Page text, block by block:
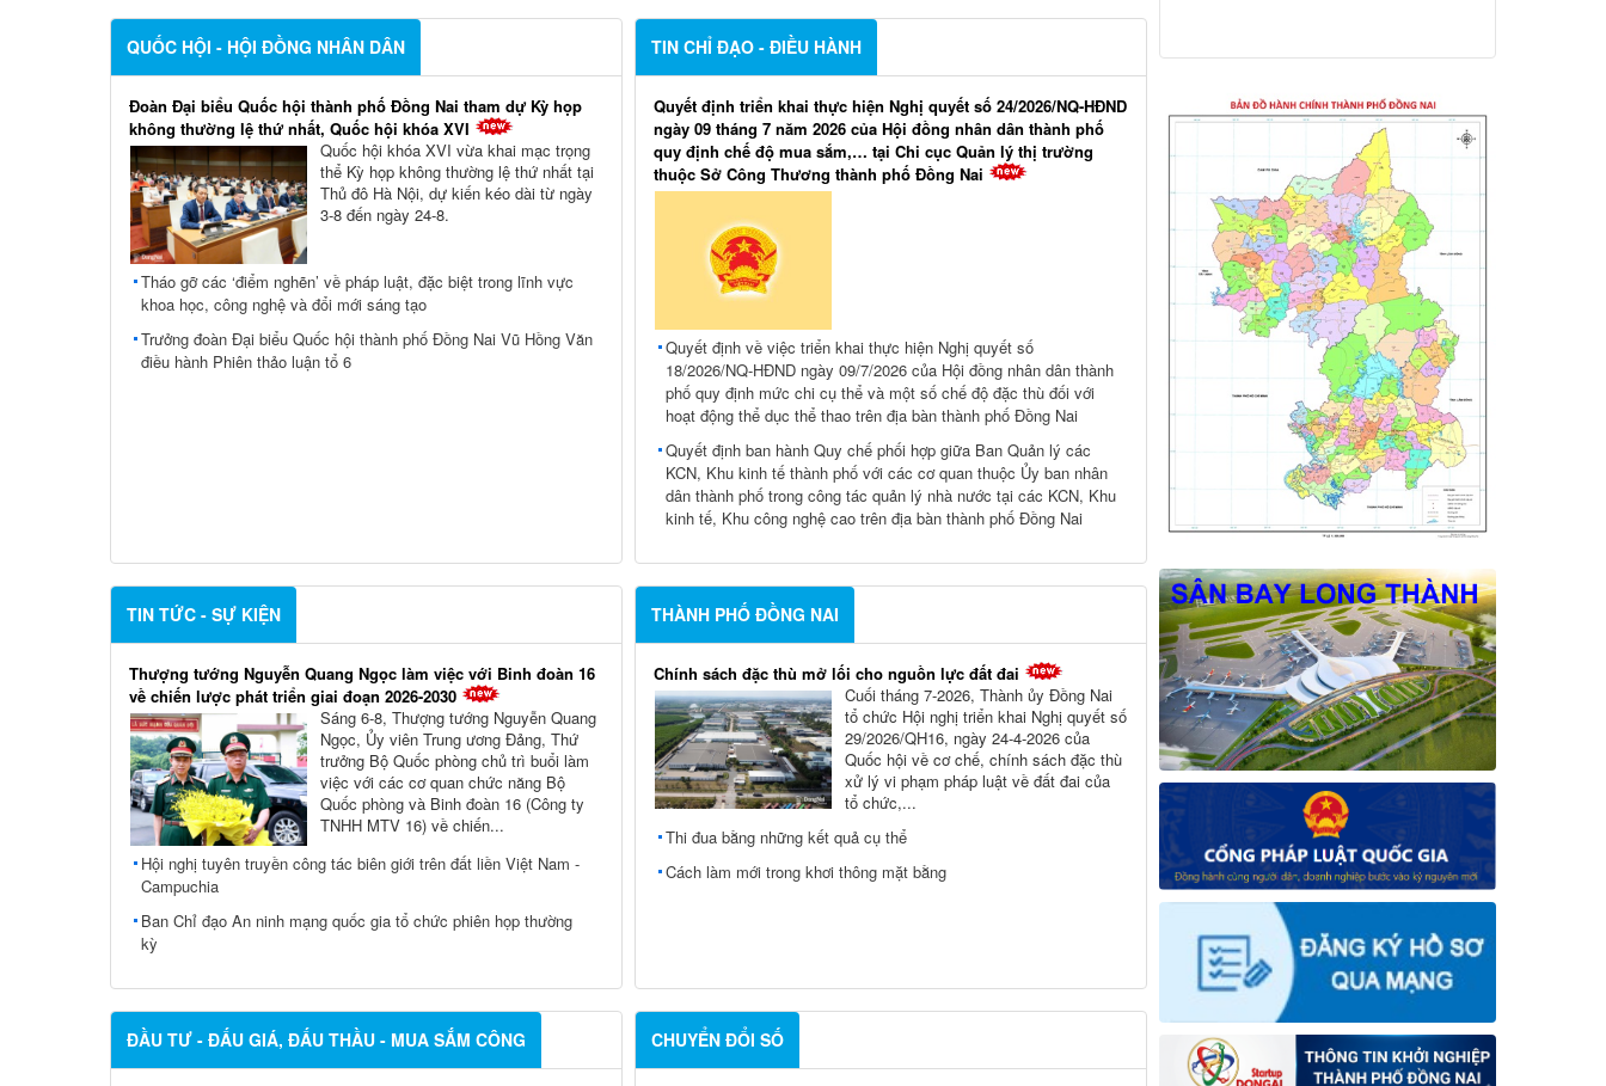
QUỐC HỘI - HỘI ĐỒNG NHÂN DÂN
Đoàn Đại biểu Quốc hội thành phố Đồng Nai tham dự Kỳ họp
không thường lệ thứ nhất, Quốc hội khóa XVI
Quốc hội khóa XVI vừa khai mạc trọng
thể Kỳ họp không thường lệ thứ nhất tại
Thủ đô Hà Nội, dự kiến kéo dài từ ngày
3-8 đến ngày 24-8.
Tháo gỡ các ‘điểm nghẽn’ về pháp luật, đặc biệt trong lĩnh vực
khoa học, công nghệ và đổi mới sáng tạo
Trưởng đoàn Đại biểu Quốc hội thành phố Đồng Nai Vũ Hồng Văn
điều hành Phiên thảo luận tổ 6
TIN CHỈ ĐẠO - ĐIỀU HÀNH
Quyết định triển khai thực hiện Nghị quyết số 24/2026/NQ-HĐND
ngày 09 tháng 7 năm 2026 của Hội đồng nhân dân thành phố
quy định chế độ mua sắm,… tại Chi cục Quản lý thị trường
thuộc Sở Công Thương thành phố Đồng Nai
Quyết định về việc triển khai thực hiện Nghị quyết số
18/2026/NQ-HĐND ngày 09/7/2026 của Hội đồng nhân dân thành
phố quy định mức chi cụ thể và một số chế độ đặc thù đối với
hoạt động thể dục thể thao trên địa bàn thành phố Đồng Nai
Quyết định ban hành Quy chế phối hợp giữa Ban Quản lý các
KCN, Khu kinh tế thành phố với các cơ quan thuộc Ủy ban nhân
dân thành phố trong công tác quản lý nhà nước tại các KCN, Khu
kinh tế, Khu công nghệ cao trên địa bàn thành phố Đồng Nai
TIN TỨC - SỰ KIỆN
Thượng tướng Nguyễn Quang Ngọc làm việc với Binh đoàn 16
về chiến lược phát triển giai đoạn 2026-2030
Sáng 6-8, Thượng tướng Nguyễn Quang
Ngọc, Ủy viên Trung ương Đảng, Thứ
trưởng Bộ Quốc phòng chủ trì buổi làm
việc với các cơ quan chức năng Bộ
Quốc phòng và Binh đoàn 16 (Công ty
TNHH MTV 16) về chiến...
Hội nghị tuyên truyền công tác biên giới trên đất liền Việt Nam -
Campuchia
Ban Chỉ đạo An ninh mạng quốc gia tổ chức phiên họp thường
kỳ
THÀNH PHỐ ĐỒNG NAI
Chính sách đặc thù mở lối cho nguồn lực đất đai
Cuối tháng 7-2026, Thành ủy Ðồng Nai
tổ chức Hội nghị triển khai Nghị quyết số
29/2026/QH16, ngày 24-4-2026 của
Quốc hội về cơ chế, chính sách đặc thù
xử lý vi phạm pháp luật về đất đai của
tổ chức,...
Thi đua bằng những kết quả cụ thể
Cách làm mới trong khơi thông mặt bằng
ĐẦU TƯ - ĐẤU GIÁ, ĐẤU THẦU - MUA SẮM CÔNG CHUYỂN ĐỔI SỐ
thay đổi địa chỉ trụ sở làm việc
Công khai thông tin vi phạm pháp luật
trong lĩnh vực đất đai, tại phường Hố Nai